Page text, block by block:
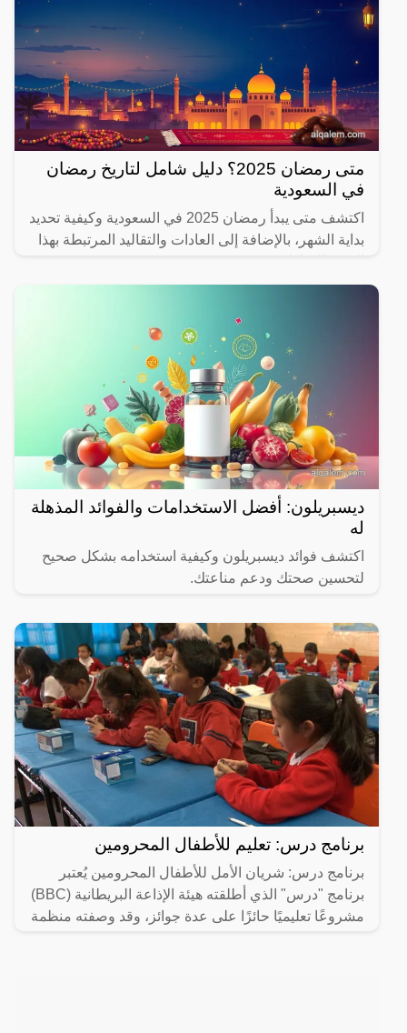
متى رمضان 2025؟ دليل شامل لتاريخ رمضان
في السعودية
اكتشف متى يبدأ رمضان 2025 في السعودية وكيفية تحديد
بداية الشهر، بالإضافة إلى العادات والتقاليد المرتبطة بهذا
ديسبريلون: أفضل الاستخدامات والفوائد المذهلة
له
اكتشف فوائد ديسبريلون وكيفية استخدامه بشكل صحيح
لتحسين صحتك ودعم مناعتك.
برنامج درس: تعليم للأطفال المحرومين
برنامج درس: شريان الأمل للأطفال المحرومين يُعتبر
برنامج "درس" الذي أطلقته هيئة الإذاعة البريطانية (BBC)
مشروعًا تعليميًا حائزًا على عدة جوائز، وقد وصفته منظمة